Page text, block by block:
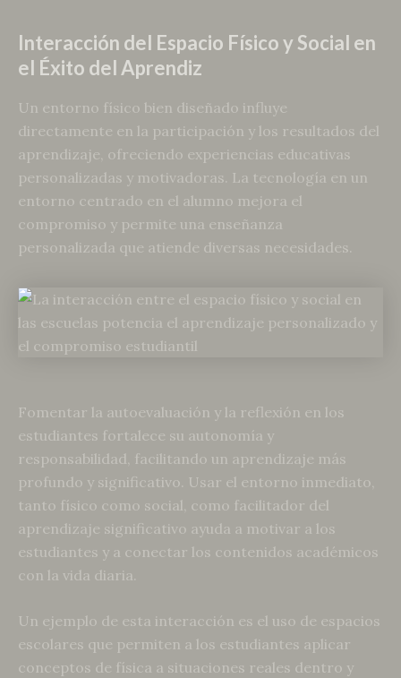
Interacción del Espacio Físico y Social en
el Éxito del Aprendiz
Un entorno físico bien diseñado influye
directamente en la participación y los resultados del
aprendizaje, ofreciendo experiencias educativas
personalizadas y motivadoras. La tecnología en un
entorno centrado en el alumno mejora el
compromiso y permite una enseñanza
personalizada que atiende diversas necesidades.
Fomentar la autoevaluación y la reflexión en los
estudiantes fortalece su autonomía y
responsabilidad, facilitando un aprendizaje más
profundo y significativo. Usar el entorno inmediato,
tanto físico como social, como facilitador del
aprendizaje significativo ayuda a motivar a los
estudiantes y a conectar los contenidos académicos
con la vida diaria.
Un ejemplo de esta interacción es el uso de espacios
escolares que permiten a los estudiantes aplicar
conceptos de física a situaciones reales dentro y